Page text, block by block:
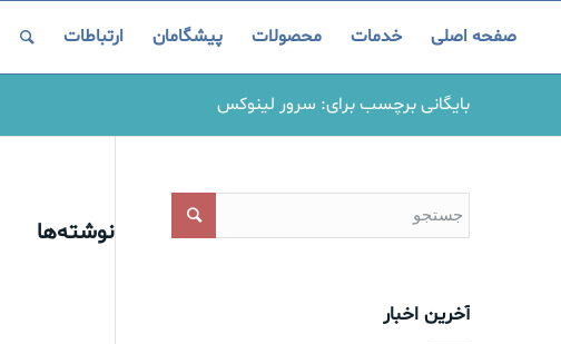
صفحه اصلی خدمات محصولات پیشگامان ارتباطات
بایگانی برچسب برای: سرور لینوکس
نوشته‌ها
آخرین اخبار